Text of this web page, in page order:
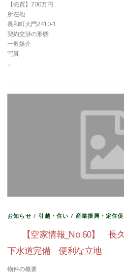
【売買】700万円
所在地
長和町大門2410-1
契約交渉の形態
一般媒介
写真
…
お知らせ / 引越・住い / 産業振興・定住
【空家情報_No.60】
下水道完備 便利な立地
物件の概要